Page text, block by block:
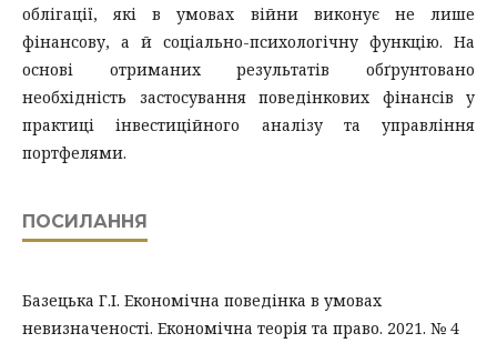
облігації, які в умовах війни виконує не лише
фінансову, а й соціально-психологічну функцію. На
основі отриманих результатів обґрунтовано
необхідність застосування поведінкових фінансів у
практиці інвестиційного аналізу та управління
портфелями.
ПОСИЛАННЯ
Базецька Г.І. Економічна поведінка в умовах
невизначеності. Економічна теорія та право. 2021. № 4